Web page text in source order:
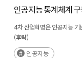
진출 현황 2. 신소프트웨어
신소프트웨어 사업 인력 5.
7. 신소프트웨어 사업 추진
해외진출 활동 현황 3. 해외
3. 부록: 소프트웨어산업 품목
인공지능 통계체계
4차 산업혁명은 인공지능
(후략)
인공지능